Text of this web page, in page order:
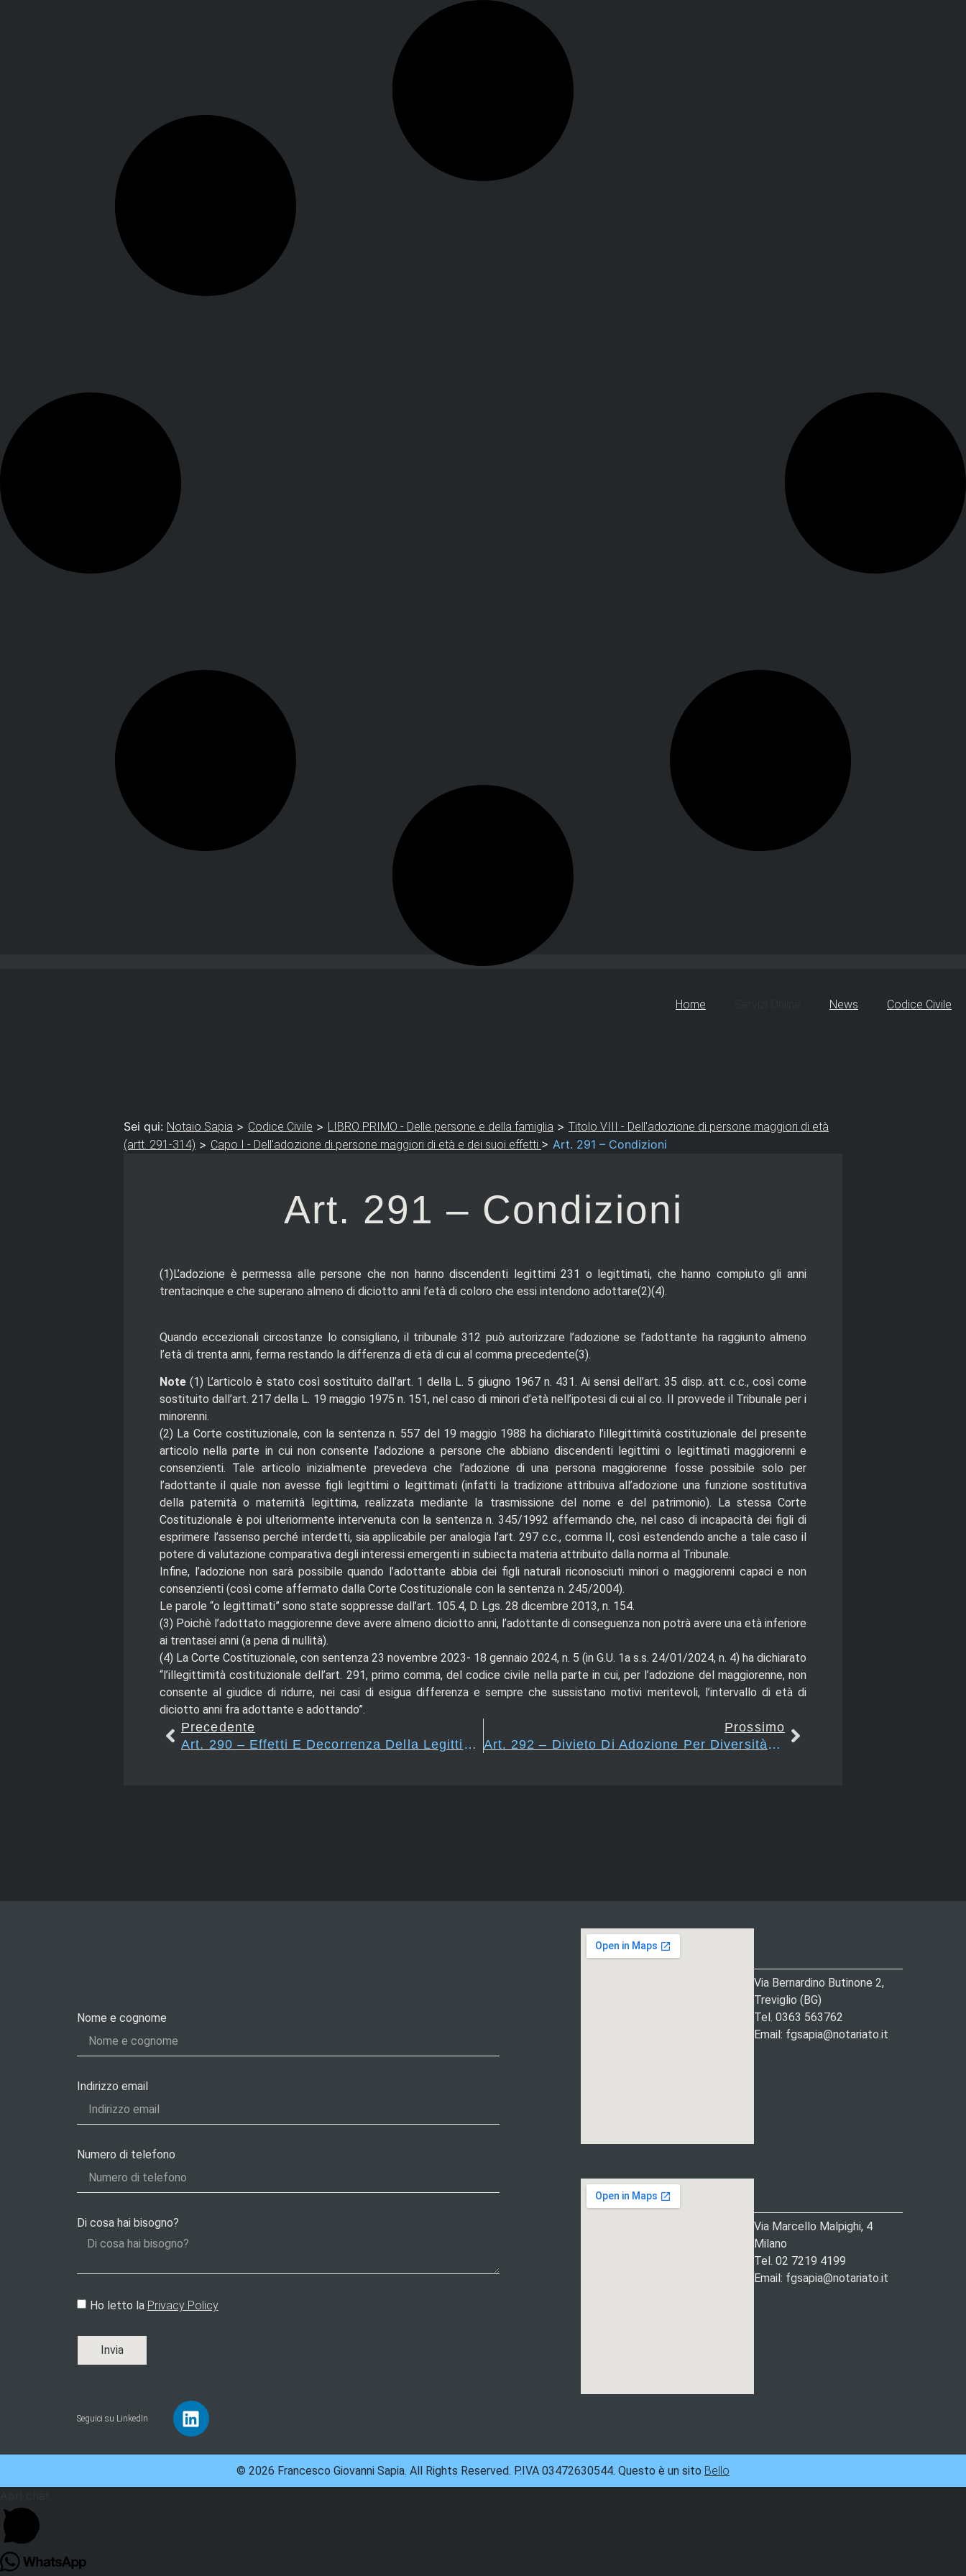
Home News Codice Civile
Sei qui: Notaio Sapia > Codice Civile > LIBRO PRIMO - Delle persone e della famiglia > Titolo VIII - Dell'adozione di persone maggiori di età
(artt. 291-314) > Capo I - Dell'adozione di persone maggiori di età e dei suoi effetti > Art. 291 – Condizioni
Art. 291 – Condizioni
(1)L’adozione è permessa alle persone che non hanno discendenti legittimi 231 o legittimati, che hanno compiuto gli anni
trentacinque e che superano almeno di diciotto anni l’età di coloro che essi intendono adottare(2)(4).
Quando eccezionali circostanze lo consigliano, il tribunale 312 può autorizzare l’adozione se l’adottante ha raggiunto almeno
l’età di trenta anni, ferma restando la differenza di età di cui al comma precedente(3).
Note (1) L’articolo è stato così sostituito dall’art. 1 della L. 5 giugno 1967 n. 431. Ai sensi dell’art. 35 disp. att. c.c., così come
sostituito dall’art. 217 della L. 19 maggio 1975 n. 151, nel caso di minori d’età nell’ipotesi di cui al co. II provvede il Tribunale per i
minorenni.
(2) La Corte costituzionale, con la sentenza n. 557 del 19 maggio 1988 ha dichiarato l’illegittimità costituzionale del presente
articolo nella parte in cui non consente l’adozione a persone che abbiano discendenti legittimi o legittimati maggiorenni e
consenzienti. Tale articolo inizialmente prevedeva che l’adozione di una persona maggiorenne fosse possibile solo per
l’adottante il quale non avesse figli legittimi o legittimati (infatti la tradizione attribuiva all’adozione una funzione sostitutiva
della paternità o maternità legittima, realizzata mediante la trasmissione del nome e del patrimonio). La stessa Corte
Costituzionale è poi ulteriormente intervenuta con la sentenza n. 345/1992 affermando che, nel caso di incapacità dei figli di
esprimere l’assenso perché interdetti, sia applicabile per analogia l’art. 297 c.c., comma II, così estendendo anche a tale caso il
potere di valutazione comparativa degli interessi emergenti in subiecta materia attribuito dalla norma al Tribunale.
Infine, l’adozione non sarà possibile quando l’adottante abbia dei figli naturali riconosciuti minori o maggiorenni capaci e non
consenzienti (così come affermato dalla Corte Costituzionale con la sentenza n. 245/2004).
Le parole “o legittimati” sono state soppresse dall’art. 105.4, D. Lgs. 28 dicembre 2013, n. 154.
(3) Poichè l’adottato maggiorenne deve avere almeno diciotto anni, l’adottante di conseguenza non potrà avere una età inferiore
ai trentasei anni (a pena di nullità).
(4) La Corte Costituzionale, con sentenza 23 novembre 2023- 18 gennaio 2024, n. 5 (in G.U. 1a s.s. 24/01/2024, n. 4) ha dichiarato
“l’illegittimità costituzionale dell’art. 291, primo comma, del codice civile nella parte in cui, per l’adozione del maggiorenne, non
consente al giudice di ridurre, nei casi di esigua differenza e sempre che sussistano motivi meritevoli, l’intervallo di età di
diciotto anni fra adottante e adottando”.
Precedente
Art. 290 – Effetti E Decorrenza Della Legittimazione Per Provvedimento Del Giudice
Prossimo
Art. 292 – Divieto Di Adozione Per Diversità Di Razza
Nome e cognome
Indirizzo email
Numero di telefono
Di cosa hai bisogno?
Ho letto la Privacy Policy
Invia
Seguici su LinkedIn
Via Bernardino Butinone 2,
Treviglio (BG)
Tel. 0363 563762
Email: fgsapia@notariato.it
Via Marcello Malpighi, 4
Milano
Tel. 02 7219 4199
Email: fgsapia@notariato.it
© 2026 Francesco Giovanni Sapia. All Rights Reserved. P.IVA 03472630544. Questo è un sito Bello